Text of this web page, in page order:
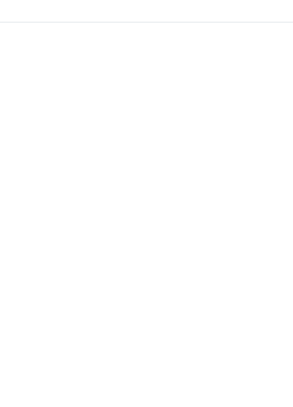
公司提供之「AFTEE先享後付」服務完成之